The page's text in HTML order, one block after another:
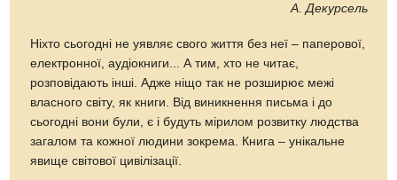
А. Декурсель
Ніхто сьогодні не уявляє свого життя без неї – паперової,
електронної, аудіокниги... А тим, хто не читає,
розповідають інші. Адже ніщо так не розширює межі
власного світу, як книги. Від виникнення письма і до
сьогодні вони були, є і будуть мірилом розвитку людства
загалом та кожної людини зокрема. Книга – унікальне
явище світової цивілізації.